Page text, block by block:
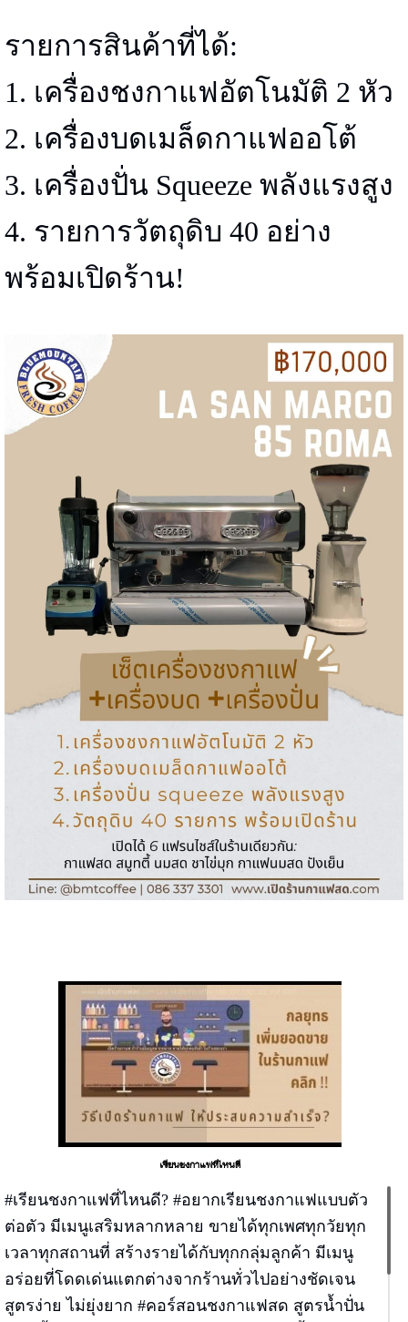
รายการสินค้าที่ได้:
1. เครื่องชงกาแฟอัตโนมัติ 2 หัว
2. เครื่องบดเมล็ดกาแฟออโต้
3. เครื่องปั่น Squeeze พลังแรงสูง
4. รายการวัตถุดิบ 40 อย่าง
พร้อมเปิดร้าน!
เรียนชงกาแฟที่ไหนดี
#เรียนชงกาแฟที่ไหนดี? #อยากเรียนชงกาแฟแบบตัว
ต่อตัว มีเมนูเสริมหลากหลาย ขายได้ทุกเพศทุกวัยทุก
เวลาทุกสถานที่ สร้างรายได้กับทุกกลุ่มลูกค้า มีเมนู
อร่อยที่โดดเด่นแตกต่างจากร้านทั่วไปอย่างชัดเจน
สูตรง่าย ไม่ยุ่งยาก #คอร์สอนชงกาแฟสด สูตรน้ำปั่น